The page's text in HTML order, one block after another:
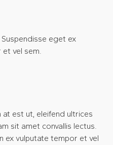
eget ex
et vel sem.
at est ut, eleifend ultrices
sit amet convallis lectus.
ex vulputate tempor et vel